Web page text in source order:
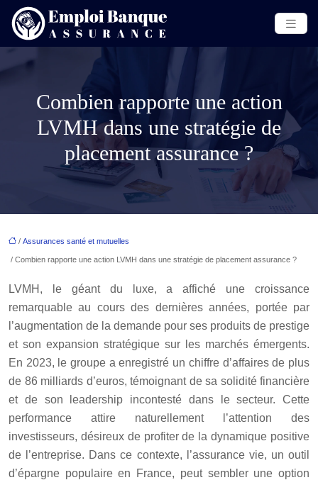
Combien rapporte une action
LVMH dans une stratégie de
placement assurance ?
/ Assurances santé et mutuelles
/ Combien rapporte une action LVMH dans une stratégie de placement assurance ?
LVMH, le géant du luxe, a affiché une croissance
remarquable au cours des dernières années, portée par
l’augmentation de la demande pour ses produits de prestige
et son expansion stratégique sur les marchés émergents.
En 2023, le groupe a enregistré un chiffre d’affaires de plus
de 86 milliards d’euros, témoignant de sa solidité financière
et de son leadership incontesté dans le secteur. Cette
performance attire naturellement l’attention des
investisseurs, désireux de profiter de la dynamique positive
de l’entreprise. Dans ce contexte, l’assurance vie, un outil
d’épargne populaire en France, peut sembler une option